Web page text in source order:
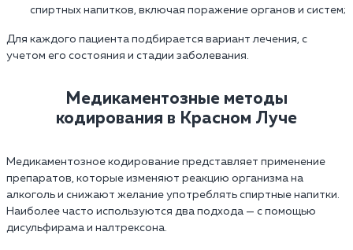
спиртных напитков, включая поражение органов и систем;
Для каждого пациента подбирается вариант лечения, с
учетом его состояния и стадии заболевания.
Медикаментозные методы
кодирования в Красном Луче
Медикаментозное кодирование представляет применение
препаратов, которые изменяют реакцию организма на
алкоголь и снижают желание употреблять спиртные напитки.
Наиболее часто используются два подхода — с помощью
дисульфирама и налтрексона.